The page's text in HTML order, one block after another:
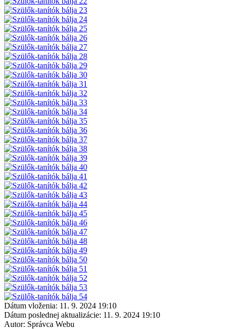
Dátum vloženia: 11. 9. 2024 19:10
Dátum poslednej aktualizácie: 11. 9. 2024 19:10
Autor: Správca Webu